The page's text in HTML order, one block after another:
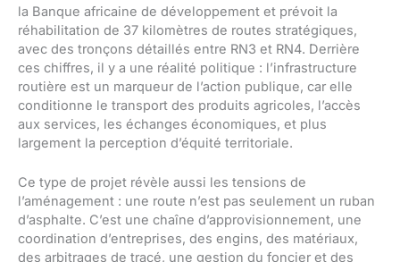
la Banque africaine de développement et prévoit la
réhabilitation de 37 kilomètres de routes stratégiques,
avec des tronçons détaillés entre RN3 et RN4. Derrière
ces chiffres, il y a une réalité politique : l’infrastructure
routière est un marqueur de l’action publique, car elle
conditionne le transport des produits agricoles, l’accès
aux services, les échanges économiques, et plus
largement la perception d’équité territoriale.
Ce type de projet révèle aussi les tensions de
l’aménagement : une route n’est pas seulement un ruban
d’asphalte. C’est une chaîne d’approvisionnement, une
coordination d’entreprises, des engins, des matériaux,
des arbitrages de tracé, une gestion du foncier et des